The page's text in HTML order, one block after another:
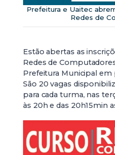
Prefeitura e Uaitec
Redes de
Estão abertas as
Redes de
Prefeitura Municipal em
São 20 vagas
para cada turma, nas
às 20h e das 20h15min